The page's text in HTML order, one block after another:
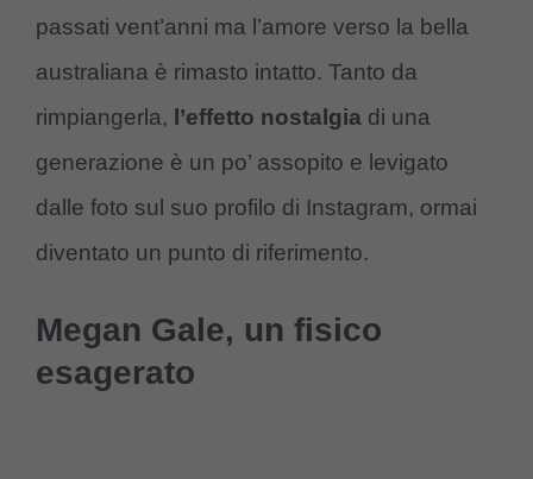
passati vent’anni ma l’amore verso la bella
australiana è rimasto intatto. Tanto da
rimpiangerla, l’effetto nostalgia di una
generazione è un po’ assopito e levigato
dalle foto sul suo profilo di Instagram, ormai
diventato un punto di riferimento.
Megan Gale, un fisico
esagerato